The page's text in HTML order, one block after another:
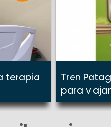
terapia
Tren
para